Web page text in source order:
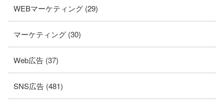
WEBマーケティング (29)
マーケティング (30)
Web広告 (37)
SNS広告 (481)